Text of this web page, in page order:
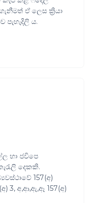
ඒ ලෙස ක්‍රියා
ය.
හා ජවිපෙ
දෙකකි.
157(අ)
3, අ,ආ,ඇ,ඈ 157(අ)